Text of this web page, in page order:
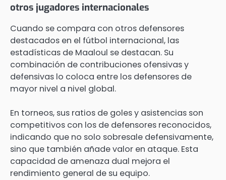
otros jugadores internacionales
Cuando se compara con otros defensores
destacados en el fútbol internacional, las
estadísticas de Maaloul se destacan. Su
combinación de contribuciones ofensivas y
defensivas lo coloca entre los defensores de
mayor nivel a nivel global.
En torneos, sus ratios de goles y asistencias son
competitivos con los de defensores reconocidos,
indicando que no solo sobresale defensivamente,
sino que también añade valor en ataque. Esta
capacidad de amenaza dual mejora el
rendimiento general de su equipo.